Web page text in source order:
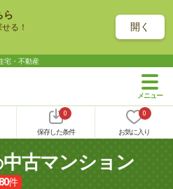
ら
る！ 開く
宅・不動産
0
保存した条件
0
お気に入り
中古マンション
件